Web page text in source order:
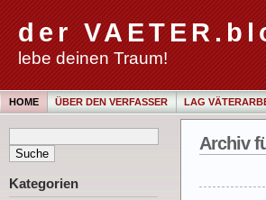
der
lebe deinen Traum!
HOME ÜBER DEN VERFASSER LAG
Kategorien
Archiv